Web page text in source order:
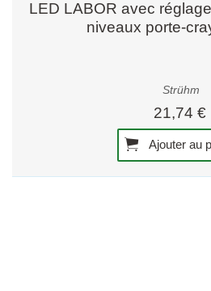
LED LABOR avec
niveaux porte-
Strühm
21,74 €
Ajouter au